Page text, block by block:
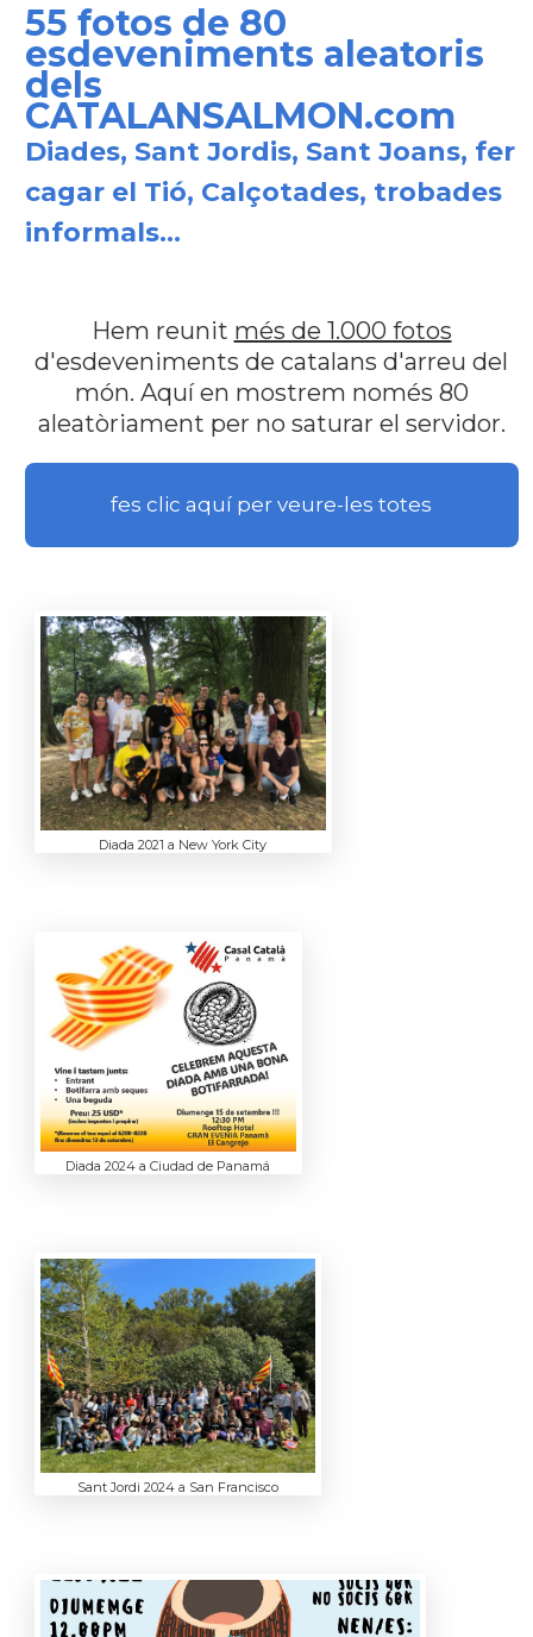
55 fotos de 80
esdeveniments aleatoris
dels
CATALANSALMON.com
Diades, Sant Jordis, Sant Joans, fer
cagar el Tió, Calçotades, trobades
informals...
Hem reunit més de 1.000 fotos
d'esdeveniments de catalans d'arreu del
món. Aquí en mostrem només 80
aleatòriament per no saturar el servidor.
fes clic aquí per veure-les totes
Diada 2021 a New York City
Diada 2024 a Ciudad de Panamá
Sant Jordi 2024 a San Francisco